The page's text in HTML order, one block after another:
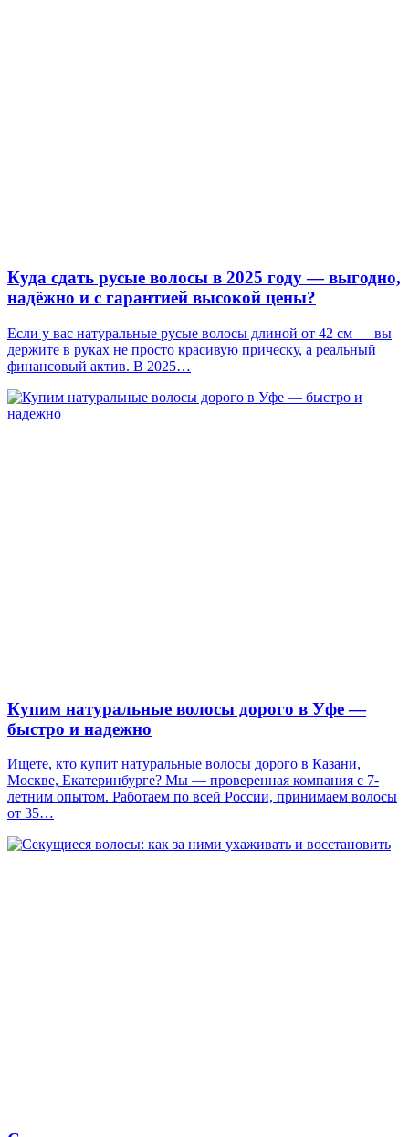
Куда сдать русые волосы в 2025 году — выгодно,
надёжно и с гарантией высокой цены?
Если у вас натуральные русые волосы длиной от 42 см — вы
держите в руках не просто красивую прическу, а реальный
финансовый актив. В 2025…
Купим натуральные волосы дорого в Уфе —
быстро и надежно
Ищете, кто купит натуральные волосы дорого в Казани,
Москве, Екатеринбурге? Мы — проверенная компания с 7-
летним опытом. Работаем по всей России, принимаем волосы
от 35…